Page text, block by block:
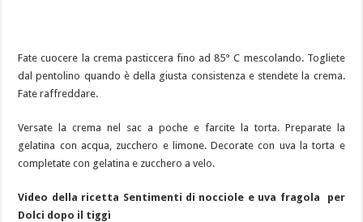
Fate cuocere la crema pasticcera fino ad 85° C mescolando. Togliete
dal pentolino quando è della giusta consistenza e stendete la crema.
Fate raffreddare.
Versate la crema nel sac a poche e farcite la torta. Preparate la
gelatina con acqua, zucchero e limone. Decorate con uva la torta e
completate con gelatina e zucchero a velo.
Video della ricetta Sentimenti di nocciole e uva fragola per
Dolci dopo il tiggì